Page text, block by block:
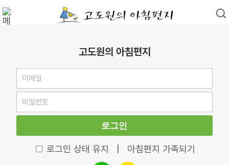
고도원의 아침편지
로그인
로그인 상태 유지 아침편지 가족되기